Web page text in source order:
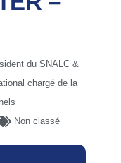
du SNALC &
chargé de la
Non classé